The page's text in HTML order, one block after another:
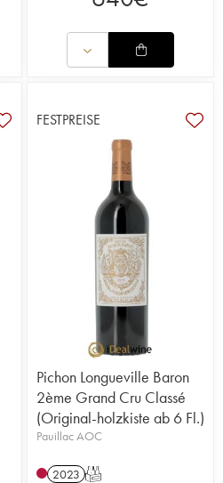
FESTPREISE
Pichon Longueville Baron
2ème Grand Cru Classé
(Original-holzkiste ab 6 Fl.)
Pauillac AOC
2023 T